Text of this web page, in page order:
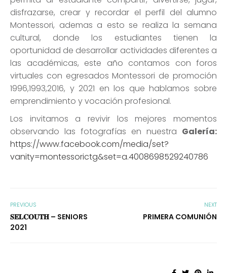
disfrazarse, crear y recordar el perfil del alumno
Montessori, ademas a esto se realiza la semana
cultural, donde los estudiantes tienen la
oportunidad de desarrollar actividades diferentes a
las académicas, este año contamos con foros
virtuales con egresados Montessori de promoción
1996,1993,2016, y 2021 en los que hablamos sobre
emprendimiento y vocación profesional.
Los invitamos a revivir los mejores momentos
observando las fotografías en nuestra Galería:
https://www.facebook.com/media/set?
vanity=montessorictg&set=a.4008698529240786
PREVIOUS
𝐒𝐄𝐋𝐂𝐎𝐔𝐓𝐇 – SENIORS
2021
NEXT
PRIMERA COMUNIÓN